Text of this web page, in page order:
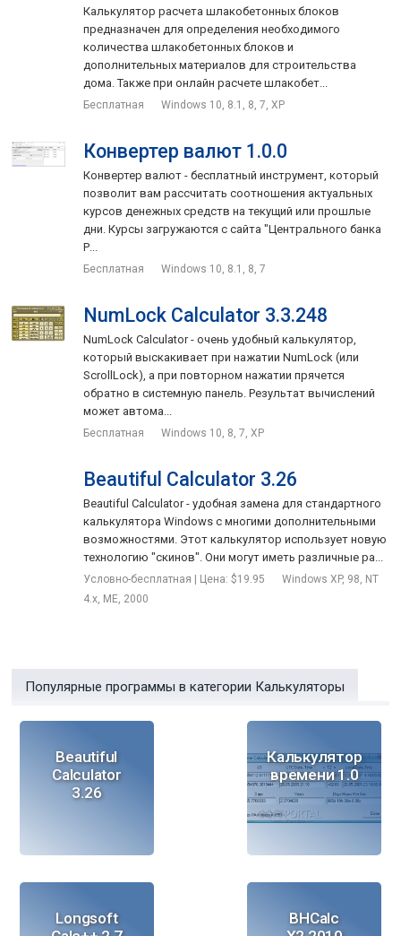
Калькулятор расчета шлакобетонных блоков
предназначен для определения необходимого
количества шлакобетонных блоков и
дополнительных материалов для строительства
дома. Также при онлайн расчете шлакобет...
Бесплатная Windows 10, 8.1, 8, 7, XP
Конвертер валют 1.0.0
Конвертер валют - бесплатный инструмент, который
позволит вам рассчитать соотношения актуальных
курсов денежных средств на текущий или прошлые
дни. Курсы загружаются с сайта "Центрального банка
Р...
Бесплатная Windows 10, 8.1, 8, 7
NumLock Calculator 3.3.248
NumLock Calculator - очень удобный калькулятор,
который выскакивает при нажатии NumLock (или
ScrollLock), а при повторном нажатии прячется
обратно в системную панель. Результат вычислений
может автома...
Бесплатная Windows 10, 8, 7, XP
Beautiful Calculator 3.26
Beautiful Calculator - удобная замена для стандартного
калькулятора Windows с многими дополнительными
возможностями. Этот калькулятор использует новую
технологию "скинов". Они могут иметь различные ра...
Условно-бесплатная | Цена: $19.95
Windows XP, 98, NT
4.x, ME, 2000
Популярные программы в категории Калькуляторы
Beautiful
Calculator
3.26
Калькулятор
времени 1.0
Longsoft
BHCalc